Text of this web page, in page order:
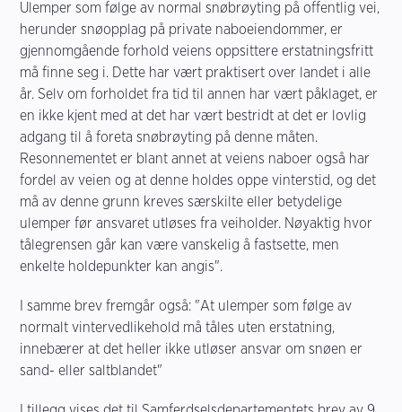
Ulemper som følge av normal snøbrøyting på offentlig vei,
herunder snøopplag på private naboeiendommer, er
gjennomgående forhold veiens oppsittere erstatningsfritt
må finne seg i. Dette har vært praktisert over landet i alle
år. Selv om forholdet fra tid til annen har vært påklaget, er
en ikke kjent med at det har vært bestridt at det er lovlig
adgang til å foreta snøbrøyting på denne måten.
Resonnementet er blant annet at veiens naboer også har
fordel av veien og at denne holdes oppe vinterstid, og det
må av denne grunn kreves særskilte eller betydelige
ulemper før ansvaret utløses fra veiholder. Nøyaktig hvor
tålegrensen går kan være vanskelig å fastsette, men
enkelte holdepunkter kan angis".
I samme brev fremgår også: "At ulemper som følge av
normalt vintervedlikehold må tåles uten erstatning,
innebærer at det heller ikke utløser ansvar om snøen er
sand- eller saltblandet"